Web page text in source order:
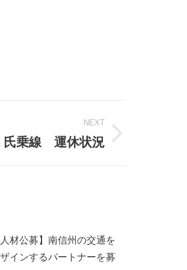
NEXT
氏乗線 運休状況
人材公募】南信州の交通を
インするパートナーを募